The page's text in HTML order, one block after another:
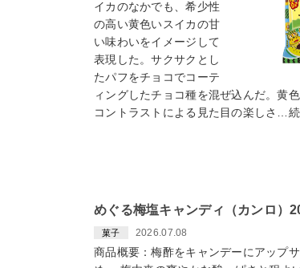
イカのなかでも、希少性
の高い黄色いスイカの甘
い味わいをイメージして
表現した。サクサクとし
たパフをチョコでコーテ
ィングしたチョコ種を混ぜ込んだ。黄
コントラストによる見た目の楽しさ…
めぐる梅塩キャンディ（カンロ）
菓子 2026.07.08
商品概要：梅酢をキャンデーにアップ